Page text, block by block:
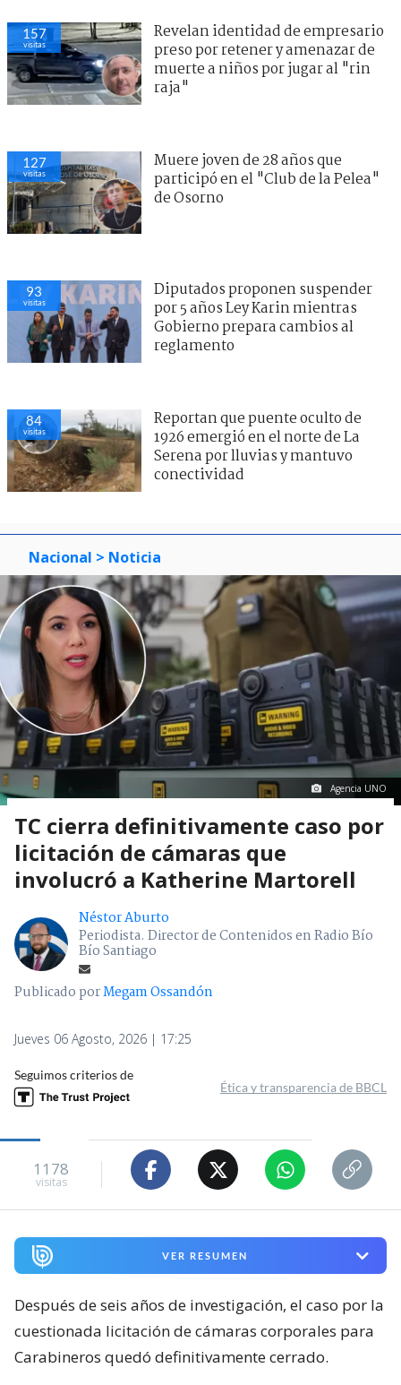
157
visitas
Revelan identidad de empresario
preso por retener y amenazar de
muerte a niños por jugar al "rin
raja"
127
visitas
Muere joven de 28 años que
participó en el "Club de la Pelea"
de Osorno
93
visitas
Diputados proponen suspender
por 5 años Ley Karin mientras
Gobierno prepara cambios al
reglamento
84
visitas
Reportan que puente oculto de
1926 emergió en el norte de La
Serena por lluvias y mantuvo
conectividad
Nacional > Noticia
Agencia UNO
TC cierra definitivamente caso por
licitación de cámaras que
involucró a Katherine Martorell
Néstor Aburto
Periodista. Director de Contenidos en Radio Bío
Bío Santiago
Publicado porMegam Ossandón
Jueves 06 Agosto, 2026 | 17:25
Seguimos criterios de
Ética y transparencia de BBCL
1178
visitas
VER RESUMEN
Después de seis años de investigación, el caso por la
cuestionada licitación de cámaras corporales para
Carabineros quedó definitivamente cerrado.